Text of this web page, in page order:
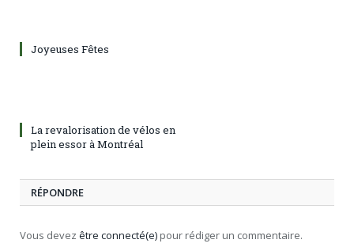
Joyeuses Fêtes
La revalorisation de vélos en
plein essor à Montréal
RÉPONDRE
Vous devez être connecté(e) pour rédiger un commentaire.